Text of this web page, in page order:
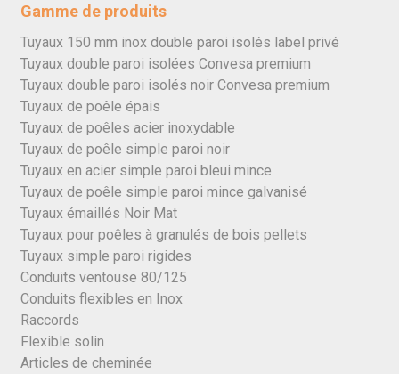
Gamme de produits
Tuyaux 150 mm inox double paroi isolés label privé
Tuyaux double paroi isolées Convesa premium
Tuyaux double paroi isolés noir Convesa premium
Tuyaux de poêle épais
Tuyaux de poêles acier inoxydable
Tuyaux de poêle simple paroi noir
Tuyaux en acier simple paroi bleui mince
Tuyaux de poêle simple paroi mince galvanisé
Tuyaux émaillés Noir Mat
Tuyaux pour poêles à granulés de bois pellets
Tuyaux simple paroi rigides
Conduits ventouse 80/125
Conduits flexibles en Inox
Raccords
Flexible solin
Articles de cheminée